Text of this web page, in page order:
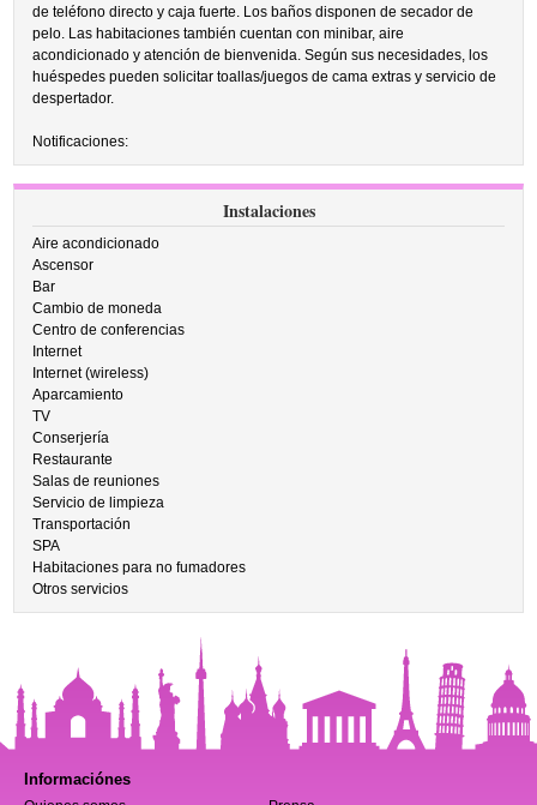
de teléfono directo y caja fuerte. Los baños disponen de secador de
pelo. Las habitaciones también cuentan con minibar, aire
acondicionado y atención de bienvenida. Según sus necesidades, los
huéspedes pueden solicitar toallas/juegos de cama extras y servicio de
despertador.
Notificaciones:
Instalaciones
Aire acondicionado
Ascensor
Bar
Cambio de moneda
Centro de conferencias
Internet
Internet (wireless)
Aparcamiento
TV
Conserjería
Restaurante
Salas de reuniones
Servicio de limpieza
Transportación
SPA
Habitaciones para no fumadores
Otros servicios
Informaciónes